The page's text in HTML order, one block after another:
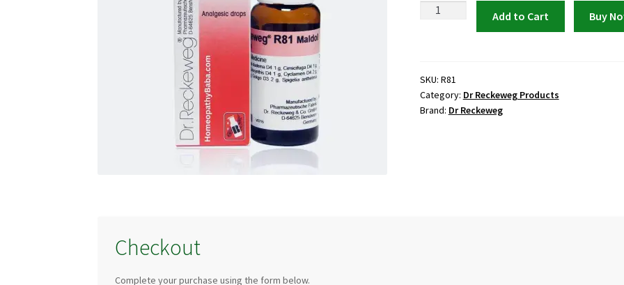
Drops
quantity
Add to Cart Buy
SKU: R81
Category: Dr Reckeweg Products
Brand: Dr Reckeweg
Checkout
Complete your purchase using the form below.